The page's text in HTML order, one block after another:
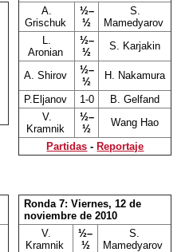
A.
Grischuk
½–
½
S.
Mamedyarov
L.
Aronian
½–
½
S. Karjakin
A. Shirov
½–
½
H. Nakamura
P.Eljanov
1-0
B. Gelfand
V.
Kramnik
½–
½
Wang Hao
Partidas - Reportaje
Ronda 7: Viernes, 12 de
noviembre de 2010
V.
Kramnik
½–
½
S.
Mamedyarov